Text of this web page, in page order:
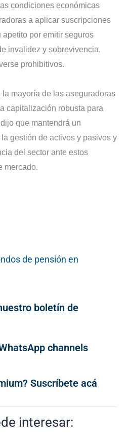
condiciones económicas
a aplicar suscripciones
apetito por emitir seguros
invalidez y sobrevivencia,
prohibitivos.
mayoría de las aseguradoras
capitalización robusta para
que mantendrá un
gestión de activos y pasivos y
del sector ante estos
mercado.
de pensión en
boletín de
channels
Suscríbete acá
interesar: